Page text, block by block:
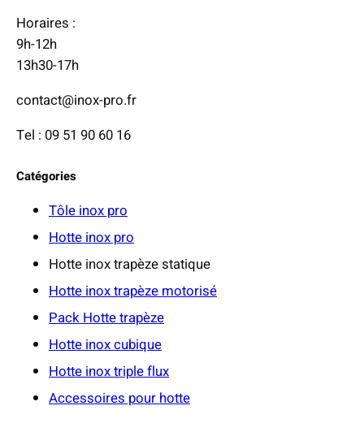
0
Horaires :
9h-12h
13h30-17h
contact@inox-pro.fr
Tel : 09 51 90 60 16
Catégories
Tôle inox pro
Hotte inox pro
Hotte inox trapèze statique
Hotte inox trapèze motorisé
Pack Hotte trapèze
Hotte inox cubique
Hotte inox triple flux
Accessoires pour hotte